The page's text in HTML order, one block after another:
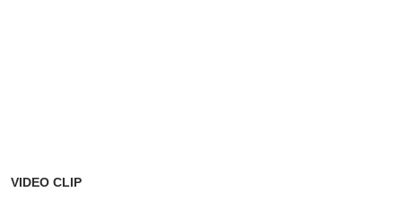
VIDEO CLIP